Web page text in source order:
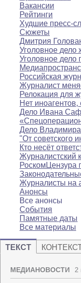
Вакансии
Рейтинги
Худшие пресс-
Сюжеты
Дмитрия
Уголовное дело
Уголовное дело
Российская
Журналист
Релокация для
Нет
Дело Ивана
Дело
"От советского
Кто несёт
Журналистский
РоскомЦензура
Журналисты на
Анонсы
Все анонсы
События
Памятные даты
Все материалы
ТЕКСТ
МЕДИАНОВОСТИ 2